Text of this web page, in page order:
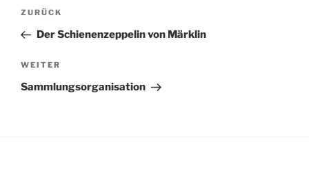
Beitragsnavigation
Vorheriger
Beitrag
ZURÜCK
Der Schienenzeppelin von Märklin
Nächster
Beitrag
WEITER
Sammlungsorganisation